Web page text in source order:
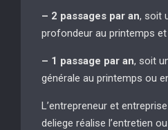
– 2 passages par an, soit
profondeur au printemps et
– 1 passage par an, soit
générale au printemps ou
L’entrepreneur et
deliege réalise l’entretien